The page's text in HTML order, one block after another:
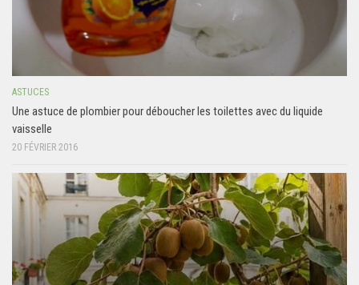
ASTUCES
Une astuce de plombier pour déboucher les toilettes avec du liquide
vaisselle
20 FÉVRIER 2016